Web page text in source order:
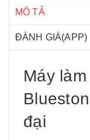
MÔ TẢ
ĐÁNH GIÁ(APP)
Máy
đại